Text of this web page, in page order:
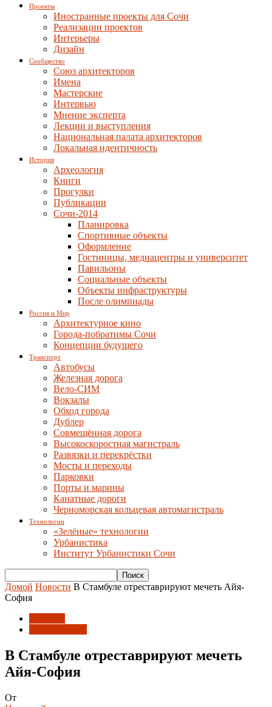
Проекты
Иностранные проекты для Сочи
Реализации проектов
Интерьеры
Дизайн
Сообщество
Союз архитекторов
Имена
Мастерские
Интервью
Мнение эксперта
Лекции и выступления
Национальная палата архитекторов
Локальная идентичность
История
Археология
Книги
Прогулки
Публикации
Сочи-2014
Планировка
Спортивные объекты
Оформление
Гостиницы, медиацентры и университет
Павильоны
Социальные объекты
Объекты инфраструктуры
После олимпиады
Россия и Мир
Архитектурное кино
Города-побратимы Сочи
Концепции будущего
Транспорт
Автобусы
Железная дорога
Вело-СИМ
Вокзалы
Обход города
Дублер
Совмещённая дорога
Высокоскоростная магистраль
Развязки и перекрёстки
Мосты и переходы
Парковки
Порты и марины
Канатные дороги
Черноморская кольцевая автомагистраль
Технологии
«Зелёные» технологии
Урбанистика
Институт Урбанистики Сочи
Домой Новости В Стамбуле отреставрируют мечеть Айя-
София
В Стамбуле отреставрируют мечеть
Айя-София
От